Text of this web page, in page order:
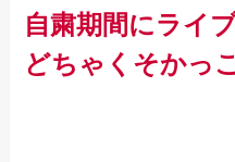
自粛期間にライ
どちゃくそかっ